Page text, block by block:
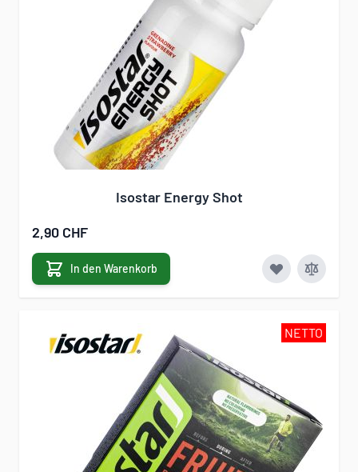
Isostar Energy Shot
2,90 CHF
In den Warenkorb
NETTO